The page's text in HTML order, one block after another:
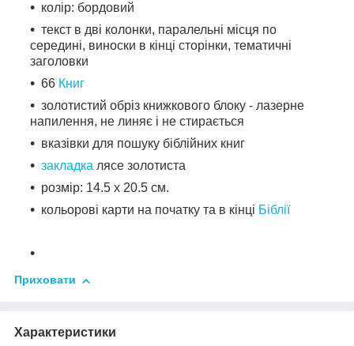
колір: бордовий
текст в дві колонки, паралельні місця по
середині, виноски в кінці сторінки, тематичні
заголовки
66 Книг
золотистий обріз книжкового блоку - лазерне
напилення, не линяє і не стирається
вказівки для пошуку біблійних книг
закладка лясе золотиста
розмір: 14.5 х 20.5 см.
кольорові карти на початку та в кінці Біблії
Приховати
Характеристики